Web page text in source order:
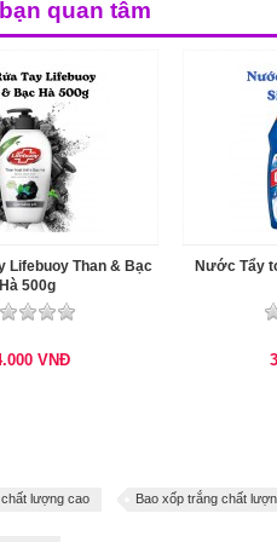
quan tâm
Lifebuoy Than & Bạc
Hà 500g
VNĐ
Nước Tẩy
lượng cao Bao xốp trắng chất